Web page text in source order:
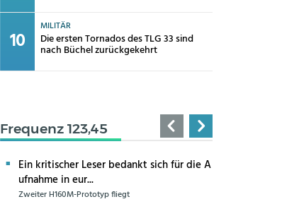
MILITÄR
Die ersten Tornados des TLG 33 sind
nach Büchel zurückgekehrt
Frequenz 123,45
Ein kritischer Leser bedankt sich für die A
ufnahme in eur...
Zweiter H160M-Prototyp fliegt